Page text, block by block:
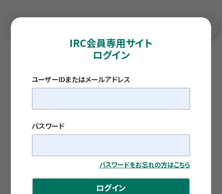
IRC会員専用サイト
ログイン
ユーザーIDまたはメールアドレス
パスワード
パスワードをお忘れの方はこちら
ログイン
厳しい環境が続く県内新卒採用市場 ～リアルな企業
情報と現場感ある職場体験の工夫を～
調査レポート
ルな企業情報と現場感ある職場体験の工夫を
菅 正也